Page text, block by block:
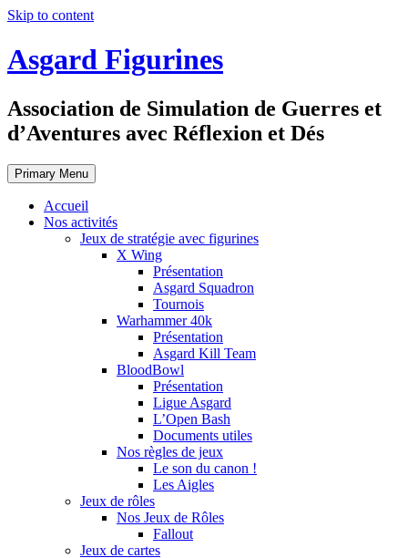
Skip to content
Asgard Figurines
Association de Simulation de Guerres et
d’Aventures avec Réflexion et Dés
Primary Menu
Accueil
Nos activités
Jeux de stratégie avec figurines
X Wing
Présentation
Asgard Squadron
Tournois
Warhammer 40k
Présentation
Asgard Kill Team
BloodBowl
Présentation
Ligue Asgard
L’Open Bash
Documents utiles
Nos règles de jeux
Le son du canon !
Les Aigles
Jeux de rôles
Nos Jeux de Rôles
Fallout
Jeux de cartes